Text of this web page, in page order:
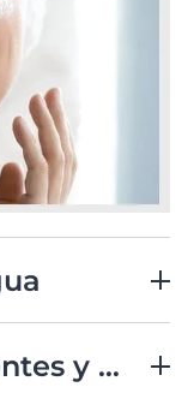
agua
Largas